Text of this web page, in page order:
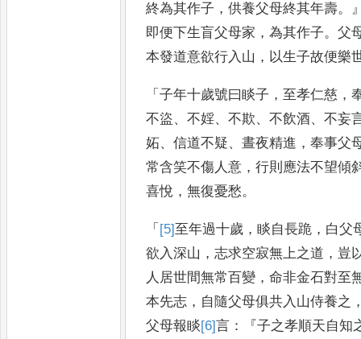
終為其作子 ，供養父母終其年壽。
即便下生盲父母家 ，為其作子。父
本發道意欲行入山 ， 以生子故便樂
「子年十歲號曰睒子 ， 至孝仁慈 ，
不盜、不婬、不欺、不飲酒、不妄
妬、信道不疑、晝夜精進 ，奉事父
常含笑不傷人意 ，行則應法不望傾
喜悅 ，無復憂愁。
「 [5] 至年過十歲 ，睒自長跪 ， 白父
欲入深山 ，志求空寂無上之道 ， 豈
人居世間無常百變 ，命非金石對至
本先志 ， 自隨父母俱共入山侍養之
父母報睒[6]言 ：『子之孝順天自知